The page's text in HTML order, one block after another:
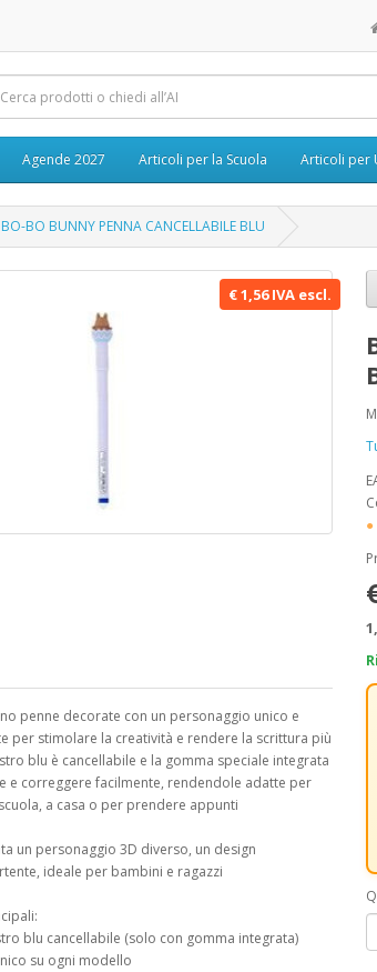
Agende 2027 Articoli per la Scuola Articoli per
BO-BO BUNNY PENNA CANCELLABILE BLU
€ 1,56 IVA escl.
penne decorate con un personaggio unico e
per stimolare la creatività e rendere la scrittura più
blu è cancellabile e la gomma speciale integrata
e correggere facilmente, rendendole adatte per
a casa o per prendere appunti
un personaggio 3D diverso, un design
ideale per bambini e ragazzi
blu cancellabile (solo con gomma integrata)
su ogni modello